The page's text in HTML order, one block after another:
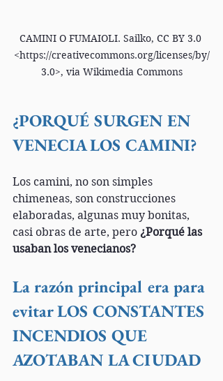
CAMINI O FUMAIOLI. Sailko, CC BY 3.0
<https://creativecommons.org/licenses/by/
3.0>, via Wikimedia Commons
¿PORQUÉ SURGEN EN
VENECIA LOS CAMINI?
Los camini, no son simples
chimeneas, son construcciones
elaboradas, algunas muy bonitas,
casi obras de arte, pero ¿Porqué las
usaban los venecianos?
La razón principal era para
evitar LOS CONSTANTES
INCENDIOS QUE
AZOTABAN LA CIUDAD